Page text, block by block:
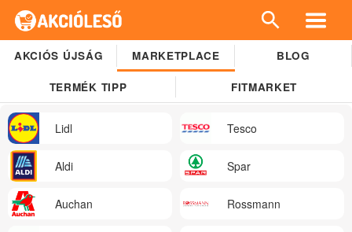
AKCIÓS ÚJSÁG MARKETPLACE BLOG
TERMÉK TIPP FITMARKET
Lidl Tesco
Aldi Spar
Auchan Rossmann